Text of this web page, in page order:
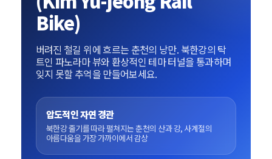
Bike)
버려진 철길 위에 흐르는 춘천의 낭만. 북한강의 탁
트인 파노라마 뷰와 환상적인 테마 터널을 통과하며
잊지 못할 추억을 만들어보세요.
압도적인 자연 경관
북한강 줄기를 따라 펼쳐지는 춘천의 산과 강, 사계절의
아름다움을 가장 가까이에서 감상